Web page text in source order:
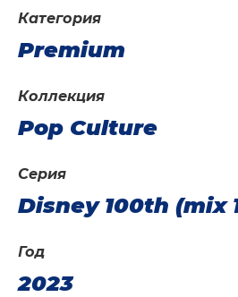
Категория
Premium
Год
2023
Коллекция
Pop Culture
Серия
Disney 100th (mix